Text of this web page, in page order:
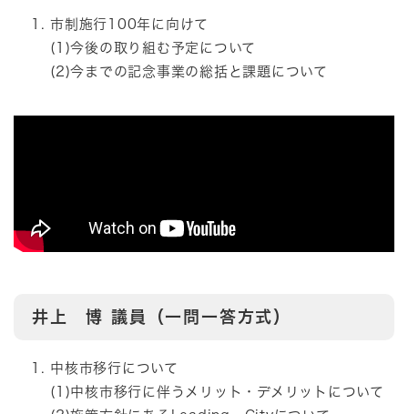
市制施行100年に向けて
(1)今後の取り組む予定について
(2)今までの記念事業の総括と課題について
井上 博 議員（一問一答方式）
中核市移行について
(1)中核市移行に伴うメリット・デメリットについて